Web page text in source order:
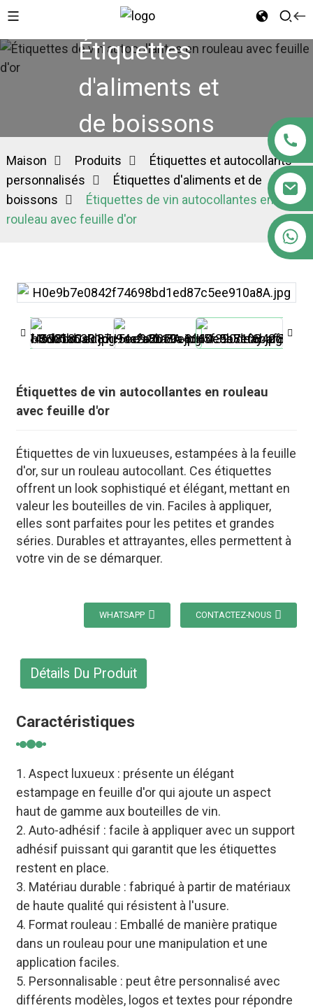
Étiquettes
d'aliments et
de boissons
Maison Produits
Étiquettes et autocollants
personnalisés
Étiquettes d'aliments et de
boissons
Étiquettes de vin autocollantes en
rouleau avec feuille d'or
Étiquettes de vin autocollantes en rouleau
avec feuille d'or
Étiquettes de vin luxueuses, estampées à la feuille
d'or, sur un rouleau autocollant. Ces étiquettes
offrent un look sophistiqué et élégant, mettant en
valeur les bouteilles de vin. Faciles à appliquer,
elles sont parfaites pour les petites et grandes
séries. Durables et attrayantes, elles permettent à
votre vin de se démarquer.
WHATSAPP CONTACTEZ-NOUS
Détails Du Produit
Caractéristiques
1. Aspect luxueux : présente un élégant
estampage en feuille d'or qui ajoute un aspect
haut de gamme aux bouteilles de vin.
2. Auto-adhésif : facile à appliquer avec un support
adhésif puissant qui garantit que les étiquettes
restent en place.
3. Matériau durable : fabriqué à partir de matériaux
de haute qualité qui résistent à l'usure.
4. Format rouleau : Emballé de manière pratique
dans un rouleau pour une manipulation et une
application faciles.
5. Personnalisable : peut être personnalisé avec
différents modèles, logos et textes pour répondre